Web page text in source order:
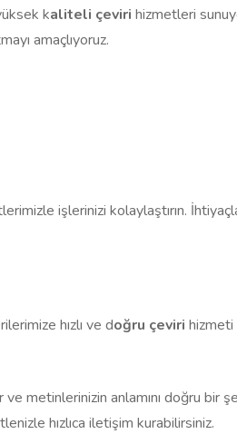
kaliteli çeviri hizmetleri
amaçlıyoruz.
işlerinizi kolaylaştırın.
hızlı ve doğru çeviri hizmeti
metinlerinizin anlamını doğru bir
hızlıca iletişim kurabilirsiniz.